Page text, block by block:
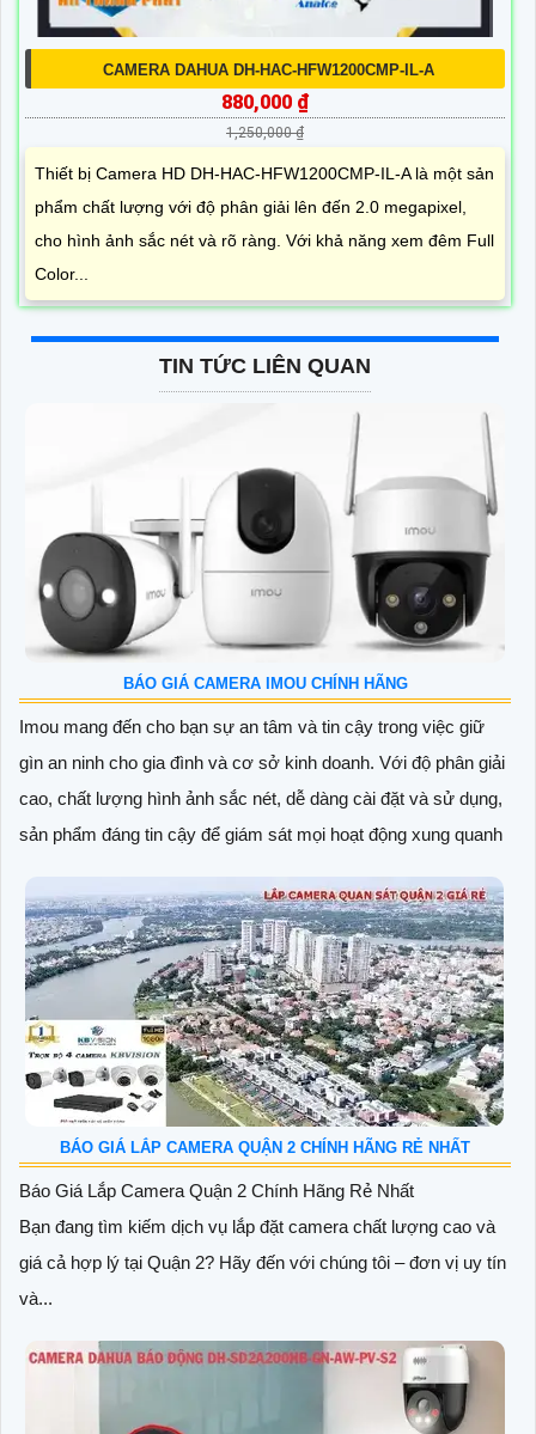
CAMERA DAHUA DH-HAC-HFW1200CMP-IL-A
880,000 ₫
1,250,000 ₫
Thiết bị Camera HD DH-HAC-HFW1200CMP-IL-A là một sản
phẩm chất lượng với độ phân giải lên đến 2.0 megapixel,
cho hình ảnh sắc nét và rõ ràng. Với khả năng xem đêm Full
Color...
TIN TỨC LIÊN QUAN
BÁO GIÁ CAMERA IMOU CHÍNH HÃNG
Imou mang đến cho bạn sự an tâm và tin cậy trong việc giữ
gìn an ninh cho gia đình và cơ sở kinh doanh. Với độ phân giải
cao, chất lượng hình ảnh sắc nét, dễ dàng cài đặt và sử dụng,
sản phẩm đáng tin cậy để giám sát mọi hoạt động xung quanh
BÁO GIÁ LẮP CAMERA QUẬN 2 CHÍNH HÃNG RẺ NHẤT
Báo Giá Lắp Camera Quận 2 Chính Hãng Rẻ Nhất
Bạn đang tìm kiếm dịch vụ lắp đặt camera chất lượng cao và
giá cả hợp lý tại Quận 2? Hãy đến với chúng tôi – đơn vị uy tín
và...